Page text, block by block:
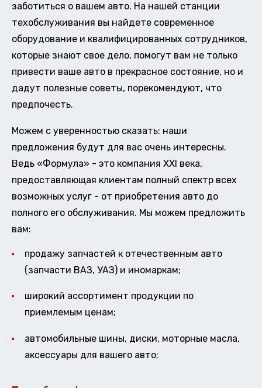
заботиться о вашем авто. На нашей станции
техобслуживания вы найдете современное
оборудование и квалифицированных сотрудников,
которые знают свое дело, помогут вам не только
привести ваше авто в прекрасное состояние, но и
дадут полезные советы, порекомендуют, что
предпочесть.
Можем с уверенностью сказать: наши
предложения будут для вас очень интересны.
Ведь «Формула» - это компания XXI века,
предоставляющая клиентам полный спектр всех
возможных услуг - от приобретения авто до
полного его обслуживания. Мы можем предложить
вам:
продажу запчастей к отечественным авто
(запчасти ВАЗ, УАЗ) и иномаркам;
широкий ассортимент продукции по
приемлемым ценам;
автомобильные шины, диски, моторные масла,
аксессуары для вашего авто;